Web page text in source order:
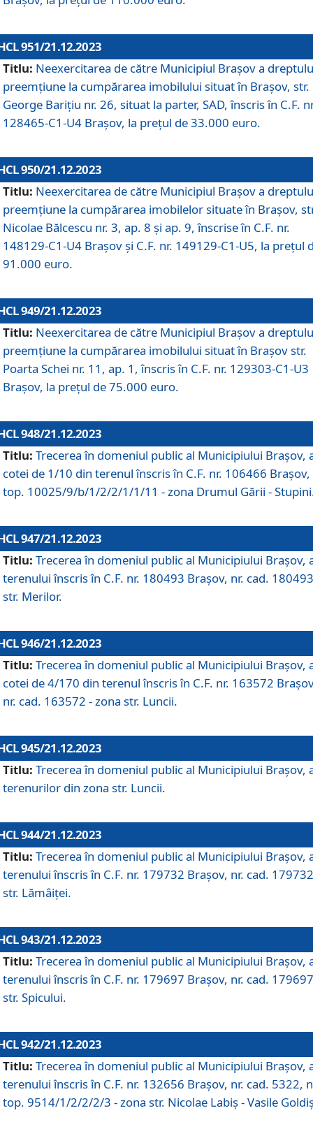
951/21.12.2023
Titlu: Neexercitarea de către Municipiul Brașov a
preemțiune la cumpărarea imobilului situat în Brașov, str.
George Barițiu nr. 26, situat la parter, SAD, înscris în C.F.
128465-C1-U4 Brașov, la prețul de 33.000 euro.
950/21.12.2023
Titlu: Neexercitarea de către Municipiul Brașov a
preemțiune la cumpărarea imobilelor situate în Brașov,
Nicolae Bălcescu nr. 3, ap. 8 și ap. 9, înscrise în C.F. nr.
148129-C1-U4 Brașov și C.F. nr. 149129-C1-U5, la prețul
91.000 euro.
949/21.12.2023
Titlu: Neexercitarea de către Municipiul Brașov a
preemțiune la cumpărarea imobilului situat în Brașov str.
Poarta Schei nr. 11, ap. 1, înscris în C.F. nr. 129303-C1-U3
Brașov, la prețul de 75.000 euro.
948/21.12.2023
Titlu: Trecerea în domeniul public al Municipiului Braşov,
cotei de 1/10 din terenul înscris în C.F. nr. 106466 Brașov,
top. 10025/9/b/1/2/2/1/1/11 - zona Drumul Gării -
947/21.12.2023
Titlu: Trecerea în domeniul public al Municipiului Braşov,
terenului înscris în C.F. nr. 180493 Brașov, nr. cad.
str. Merilor.
946/21.12.2023
Titlu: Trecerea în domeniul public al Municipiului Braşov,
cotei de 4/170 din terenul înscris în C.F. nr. 163572
nr. cad. 163572 - zona str. Luncii.
945/21.12.2023
Titlu: Trecerea în domeniul public al Municipiului Braşov,
terenurilor din zona str. Luncii.
944/21.12.2023
Titlu: Trecerea în domeniul public al Municipiului Braşov,
terenului înscris în C.F. nr. 179732 Brașov, nr. cad.
str. Lămâiței.
943/21.12.2023
Titlu: Trecerea în domeniul public al Municipiului Braşov,
terenului înscris în C.F. nr. 179697 Brașov, nr. cad.
str. Spicului.
942/21.12.2023
Titlu: Trecerea în domeniul public al Municipiului Braşov,
terenului înscris în C.F. nr. 132656 Brașov, nr. cad. 5322,
top. 9514/1/2/2/2/3 - zona str. Nicolae Labiș - Vasile